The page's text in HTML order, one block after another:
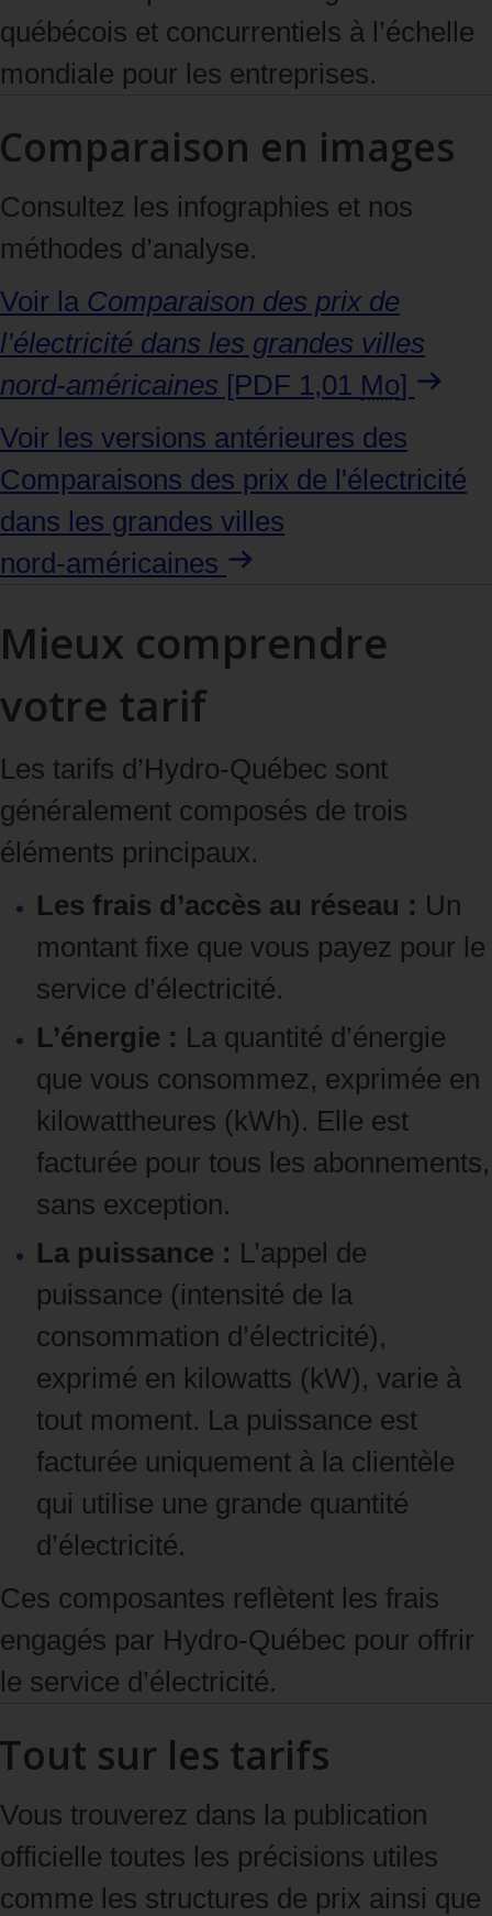
québécois et concurrentiels à l’échelle
mondiale pour les entreprises.
Comparaison en images
Consultez les infographies et nos
méthodes d’analyse.
Voir la Comparaison des prix de
l’électricité dans les grandes villes
nord‑américaines [PDF 1,01 Mo]
Voir les versions antérieures des
Comparaisons des prix de l'électricité
dans les grandes villes
nord‑américaines
Mieux comprendre
votre tarif
Les tarifs d’Hydro‑Québec sont
généralement composés de trois
éléments principaux.
Les frais d’accès au réseau : Un
montant fixe que vous payez pour le
service d’électricité.
L’énergie : La quantité d’énergie
que vous consommez, exprimée en
kilowattheures (kWh). Elle est
facturée pour tous les abonnements,
sans exception.
La puissance : L’appel de
puissance (intensité de la
consommation d’électricité),
exprimé en kilowatts (kW), varie à
tout moment. La puissance est
facturée uniquement à la clientèle
qui utilise une grande quantité
d’électricité.
Ces composantes reflètent les frais
engagés par Hydro‑Québec pour offrir
le service d’électricité.
Tout sur les tarifs
Vous trouverez dans la publication
officielle toutes les précisions utiles
comme les structures de prix ainsi que